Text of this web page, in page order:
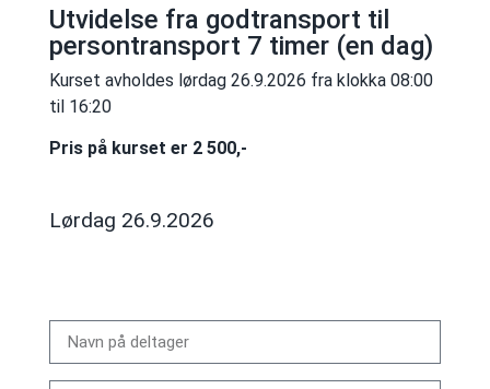
Utvidelse fra godtransport til
persontransport 7 timer (en dag)
Kurset avholdes lørdag 26.9.2026 fra klokka 08:00
til 16:20
Pris på kurset er 2 500,-
Lørdag 26.9.2026